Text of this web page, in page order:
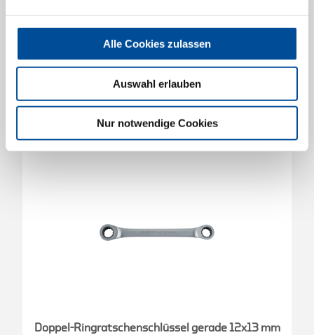
Alle Cookies zulassen
Auswahl erlauben
Nur notwendige Cookies
3300896/ R07401618
Preis auf Anfrage
Doppel-Ringratschenschlüssel gerade 12x13 mm